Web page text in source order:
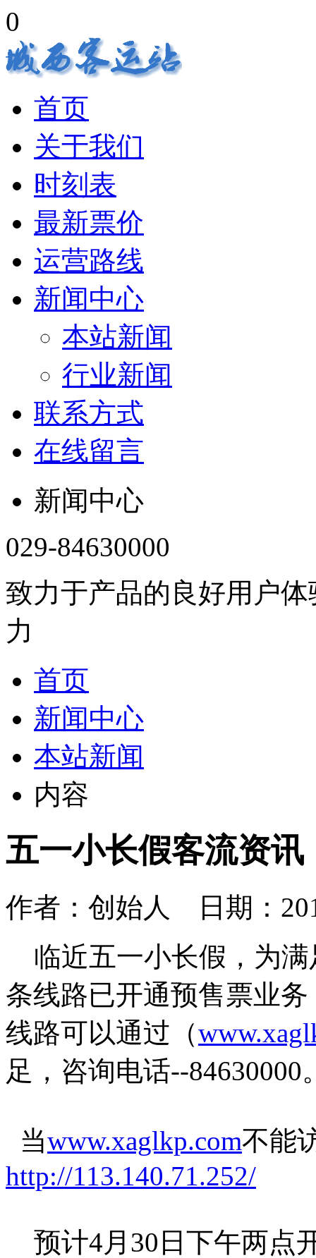
0
首页
关于我们
时刻表
最新票价
运营路线
新闻中心
本站新闻
行业新闻
联系方式
在线留言
新闻中心
029-84630000
致力于产品的良好用户
力
首页
新闻中心
本站新闻
内容
五一小长假客流资讯
作者：创始人 日期：
临近五一小长假，为满
条线路已开通预售票业
线路可以通过（
足，咨询电话--84630000
当www.xaglkp.com不能
http://113.140.71.252/
预计4月30日下午两点